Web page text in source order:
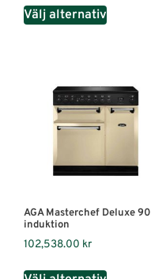
Välj alternativ
AGA Masterchef Deluxe 90
induktion
102,538.00 kr